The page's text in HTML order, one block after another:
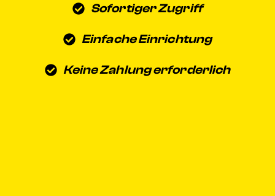
Sofortiger Zugriff
Einfache Einrichtung
Keine Zahlung erforderlich